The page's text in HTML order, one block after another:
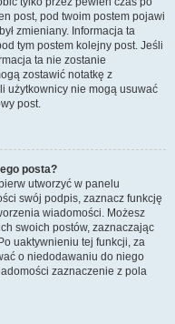
post, pod twoim postem pojawi
zmieniany. Informacja ta
tym postem kolejny post. Jeśli
ta nie zostanie
zostawić notatkę z
użytkownicy nie mogą usuwać
post.
posta?
utworzyć w panelu
swój podpis, zaznacz funkcję
wiadomości. Możesz
swoich postów, zaznaczając
uaktywnieniu tej funkcji, za
o niedodawaniu do niego
zaznaczenie z pola